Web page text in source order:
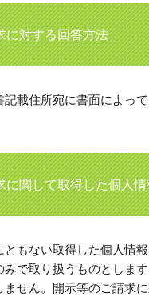
に対する回答方法
記載住所宛に書面によっ
に関して取得した個人
ともない取得した個人情
みで取り扱うものとしま
ません。開示等のご請求